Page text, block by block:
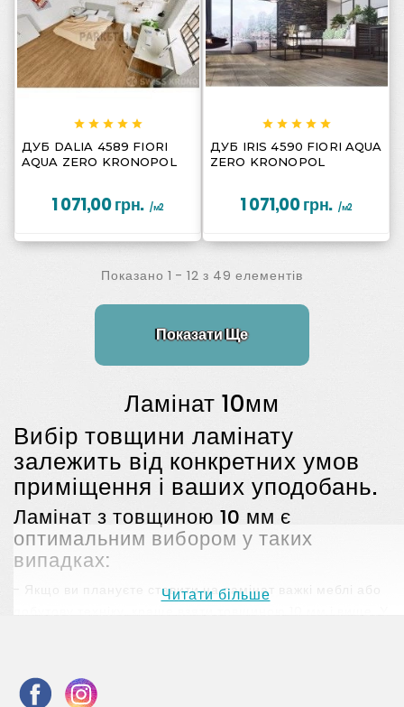
  
    
ДУБ DALIA 4589 FIORI
AQUA ZERO KRONOPOL
1 071,00 грн. /м2
  
    
ДУБ IRIS 4590 FIORI AQUA
ZERO KRONOPOL
1 071,00 грн. /м2
Показано 1 - 12 з 49 елементів
Показати Ще
Ламінат 10мм
Вибір товщини ламінату
залежить від конкретних умов
приміщення і ваших уподобань.
Ламінат з товщиною 10 мм є
оптимальним вибором у таких
випадках:
- Якщо ви плануєте ставити на ламінат важкі меблі або
- Ламінат товщиною 10 мм, як правило, здебільшого
виробляється
Читати більше